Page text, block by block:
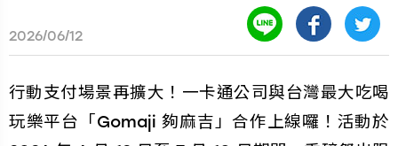
2026/06/12
行動支付場景再擴大！一卡通公司與台灣最大吃喝
玩樂平台「Gomaji 夠麻吉」合作上線囉！活動於